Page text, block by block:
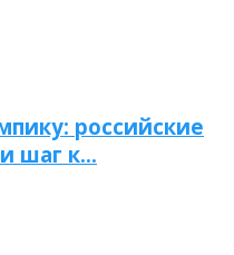
российские
шаг к…